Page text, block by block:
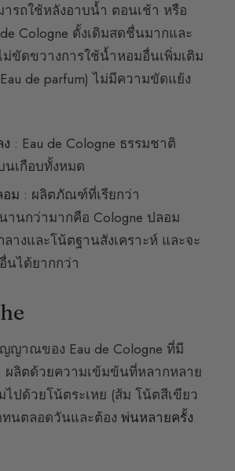
ารถใช้หลังอาบน้ำ ตอนเช้า หรือ
Cologne ดั้งเดิมสดชื่นมากและ
ขัดขวางการใช้น้ำหอมอื่นเพิ่มเติม
de parfum) ไม่มีความขัดแย้ง
: Eau de Cologne ธรรมชาติ
เกือบทั้งหมด
อม : ผลิตภัณฑ์ที่เรียกว่า
านกว่ามากคือ Cologne ปลอม
างและโน้ตฐานสังเคราะห์ และจะ
นได้ยากกว่า
ญาณของ Eau de Cologne ที่มี
ผลิตด้วยความเข้มข้นที่หลากหลาย
ไปด้วยโน้ตระเหย (ส้ม โน้ตสีเขียว
นตลอดวันและต้อง พ่นหลายครั้ง